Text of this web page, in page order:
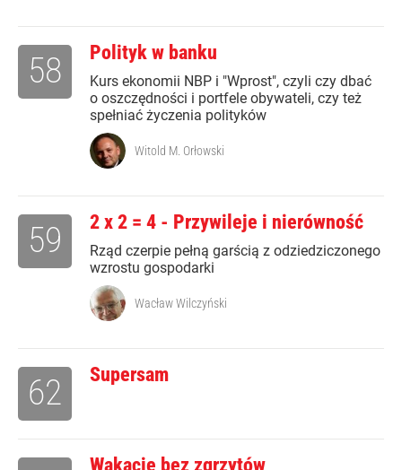
Polityk w banku
Kurs ekonomii NBP i "Wprost", czyli czy dbać
o oszczędności i portfele obywateli, czy też
spełniać życzenia polityków
58
Witold M. Orłowski
2 x 2 = 4 - Przywileje i nierówność
Rząd czerpie pełną garścią z odziedziczonego
wzrostu gospodarki
59
Wacław Wilczyński
Supersam
62
Wakacje bez zgrzytów